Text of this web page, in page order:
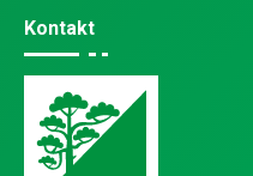
Kontakt